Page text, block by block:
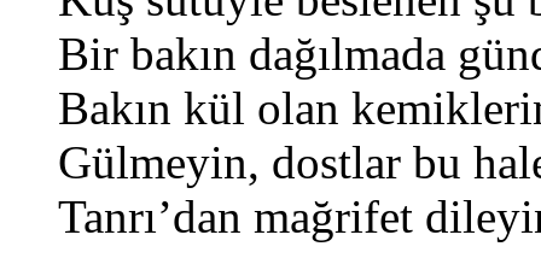
Bir bakın dağılmada
Bakın kül olan
Gülmeyin, dostlar bu
Tanrı’dan mağrifet